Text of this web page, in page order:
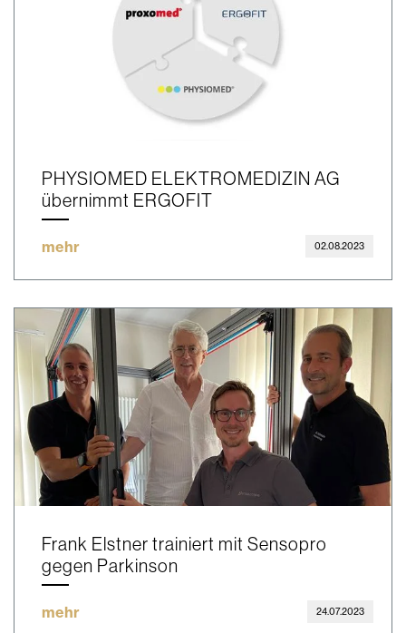
PHYSIOMED ELEKTROMEDIZIN AG
übernimmt ERGOFIT
mehr 02.08.2023
Frank Elstner trainiert mit Sensopro
gegen Parkinson
mehr 24.07.2023